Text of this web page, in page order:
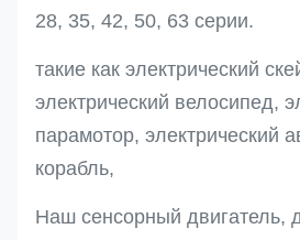
28, 35, 42, 50, 63 серии.
такие как электрический
электрический велосипед,
парамотор, электрический
корабль,
Наш сенсорный двигатель,